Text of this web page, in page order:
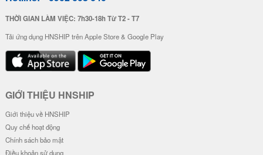
28.000 đ
5-19
26.000 đ
20-49
24.000 đ
50-100
24.000 đ